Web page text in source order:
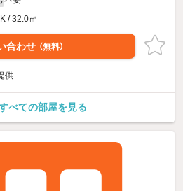
/ 32.0㎡
合わせ （無料）
供
べての部屋を見る